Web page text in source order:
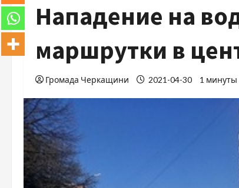
Нападение на
маршрутки в
Громада Черкащини 2021-04-30 1 минуты